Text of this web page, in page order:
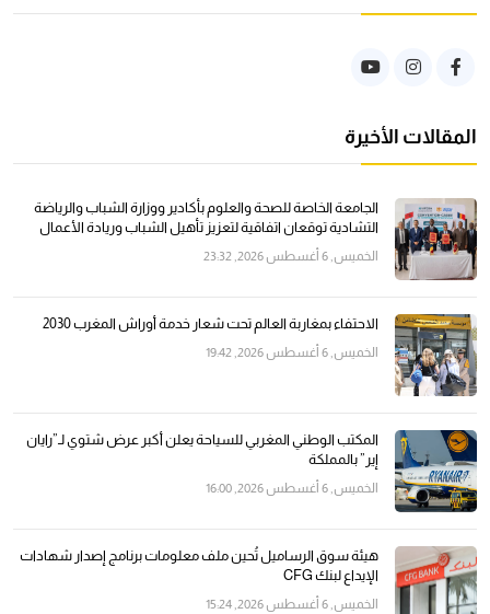
المقالات الأخيرة
الجامعة الخاصة للصحة والعلوم بأكادير ووزارة الشباب والرياضة
التشادية توقعان اتفاقية لتعزيز تأهيل الشباب وريادة الأعمال
الخميس, 6 أغسطس 2026, 23:32
الاحتفاء بمغاربة العالم تحت شعار خدمة أوراش المغرب 2030
الخميس, 6 أغسطس 2026, 19:42
المكتب الوطني المغربي للسياحة يعلن أكبر عرض شتوي لـ”رايان
إير” بالمملكة
الخميس, 6 أغسطس 2026, 16:00
هيئة سوق الرساميل تُحين ملف معلومات برنامج إصدار شهادات
الإيداع لبنك CFG
الخميس, 6 أغسطس 2026, 15:24